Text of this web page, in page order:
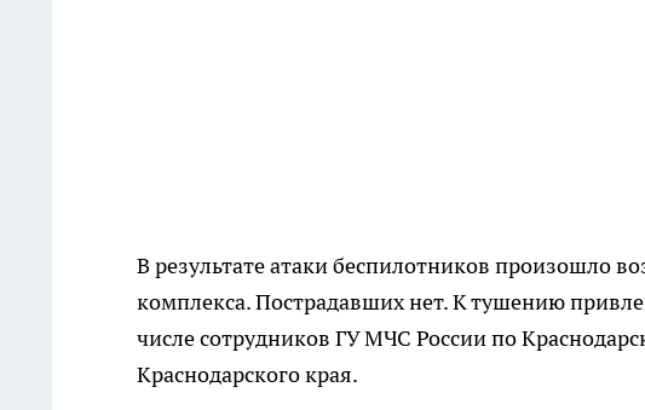
В результате атаки беспилотников произошло
комплекса. Пострадавших нет. К тушению
числе сотрудников ГУ МЧС России по
Краснодарского края.